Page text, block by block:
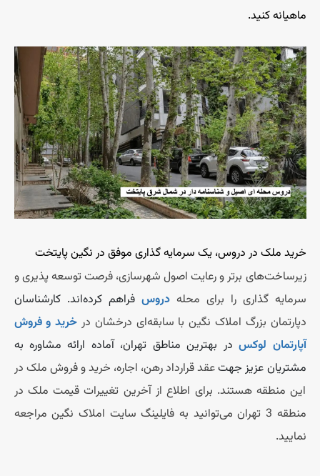
ماهیانه کنید.
خرید ملک در دروس، یک سرمایه گذاری موفق در نگین پایتخت
زیرساخت‌های برتر و رعایت اصول شهرسازی، فرصت توسعه پذیری و
سرمایه گذاری را برای محلهدروس فراهم کرده‌اند. کارشناسان
دپارتمان بزرگ املاک نگین با سابقه‌ای درخشان در خرید و فروش
آپارتمان لوکسدر بهترین مناطق تهران، آماده ارائه مشاوره به
مشتریان عزیز جهتعقد قرارداد رهن، اجاره، خرید و فروش ملک در
این منطقه هستند. برای اطلاع از آخرین تغییرات قیمت ملک در
منطقه 3 تهران می‌توانید به فایلینگ سایت املاک نگین مراجعه
نمایید.